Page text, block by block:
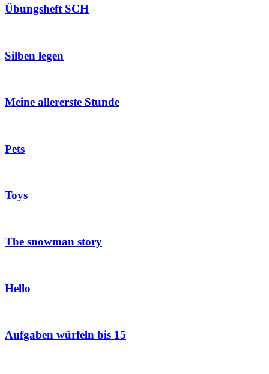
Übungsheft SCH
Silben legen
Meine allererste Stunde
Pets
Toys
The snowman story
Hello
Aufgaben würfeln bis 15